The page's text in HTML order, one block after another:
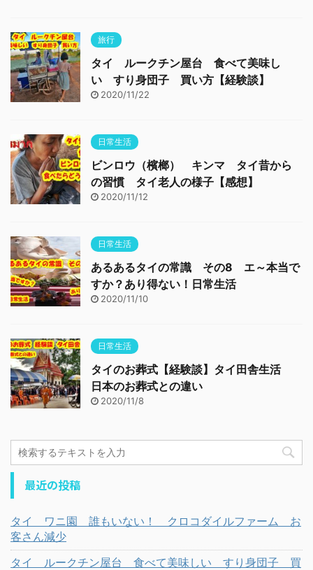
旅行
タイ ルークチン屋台 食べて美味し
い すり身団子 買い方【経験談】
2020/11/22
日常生活
ビンロウ（檳榔） キンマ タイ昔から
の習慣 タイ老人の様子【感想】
2020/11/12
日常生活
あるあるタイの常識 その8 エ～本当で
すか？あり得ない！日常生活
2020/11/10
日常生活
タイのお葬式【経験談】タイ田舎生活
日本のお葬式との違い
2020/11/8
最近の投稿
タイ ワニ園 誰もいない！ クロコダイルファーム お
客さん減少
タイ ルークチン屋台 食べて美味しい すり身団子 買